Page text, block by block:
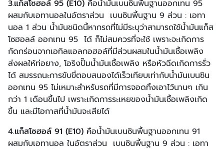
3.แก็สโซฮอล์ 95 (E10) คือน้ำมันเบนซินพื้นฐานออกเทน 95
ผสมกับเอทานอลในอัตราส่วน เบนซินพี้นฐาน 9 ส่วน : เอทา
นอล 1 ส่วน น้ำมันชนิดนี้หากรถที่ไม่มีระบุว่าสามารถใช้น้ำมันแก็ส
โซฮอลล์ ออกเทน 95 ได้ ก็ไม่สมควรที่จะใช้ เพราะจะเกิดการ
กัดกร่อนจากเอทิลแอลกอฮอล์ที่มีส่วนผสมในน้ำมันเชื้อเพลิง
ส่งผลให้ท่อยาง, โอริงปั๊มน้ำมันเชื้อเพลิง หรือหัวฉีดเกิดการรั่ว
ได้ สมรรถนะการขับขี่ตอบสนองได้เร็วเทียบเท่ากับน้ำมันเบนซิน
ออกเทน 95 ไม่เหมาะสำหรับรถที่มีการจอดทิ้งเอาไว้นานๆ เกิน
กว่า 1 เดือนขึ้นไป เพราะเกิดการระเหยของน้ำมันเชื้อเพลิงเกิด
ขึ้น และมีโอกาสที่น้ำมันจะเสียได้
4.แก็สโซฮอล์ 91 (E10) คือน้ำมันเบนซินพื้นฐานออกเทน 91
ผสมกับเอทานอล ในอัตราส่วน เบนซินพี้นฐาน 9 ส่วน : เอทา